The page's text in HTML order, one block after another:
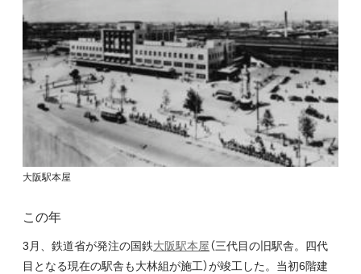
大阪駅本屋
この年
3月、鉄道省が発注の国鉄大阪駅本屋（三代目の旧駅舎。四代
目となる現在の駅舎も大林組が施工）が竣工した。当初6階建